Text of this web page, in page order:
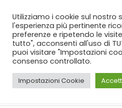
SPEDIZIONE
CASA SHOP CAMERA
TRAPUNTINI
Utilizziamo i cookie sul nostro
l'esperienza più pertinente
preferenze e ripetendo le
tutto", acconsenti all'uso di
puoi visitare "Impostazioni
consenso controllato.
Impostazioni Cookie